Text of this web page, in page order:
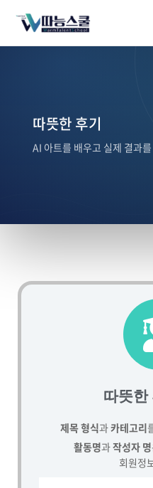
따뜻한 후기
AI 아트를 배우고 실제 결과
따뜻한
제목 형식과카테고리
활동명과작성자 명
회원정